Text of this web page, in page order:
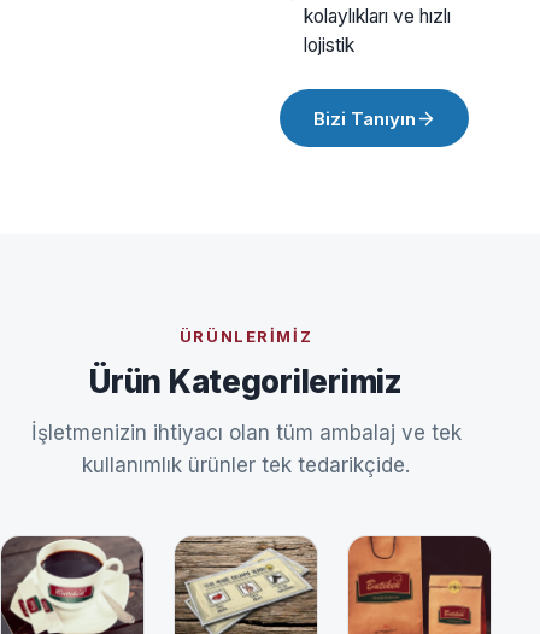
kolaylıkları ve hızlı
lojistik
Bizi Tanıyın
ÜRÜNLERIMIZ
Ürün Kategorilerimiz
İşletmenizin ihtiyacı olan tüm ambalaj ve tek
kullanımlık ürünler tek tedarikçide.